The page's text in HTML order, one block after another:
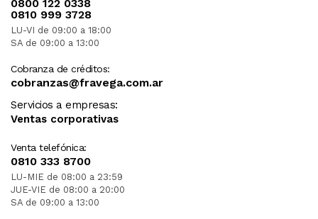
0800 122 0338
0810 999 3728
LU-VI de 09:00 a 18:00
SA de 09:00 a 13:00
Cobranza de créditos:
cobranzas@fravega.com.ar
Servicios a empresas:
Ventas corporativas
Venta telefónica:
0810 333 8700
LU-MIE de 08:00 a 23:59
JUE-VIE de 08:00 a 20:00
SA de 09:00 a 13:00